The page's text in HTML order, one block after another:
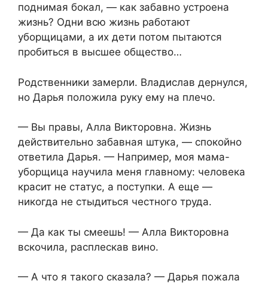
поднимая бокал, — как забавно устроена
жизнь? Одни всю жизнь работают
уборщицами, а их дети потом пытаются
пробиться в высшее общество…
Родственники замерли. Владислав дернулся,
но Дарья положила руку ему на плечо.
— Вы правы, Алла Викторовна. Жизнь
действительно забавная штука, — спокойно
ответила Дарья. — Например, моя мама-
уборщица научила меня главному: человека
красит не статус, а поступки. А еще —
никогда не стыдиться честного труда.
— Да как ты смеешь! — Алла Викторовна
вскочила, расплескав вино.
— А что я такого сказала? — Дарья пожала